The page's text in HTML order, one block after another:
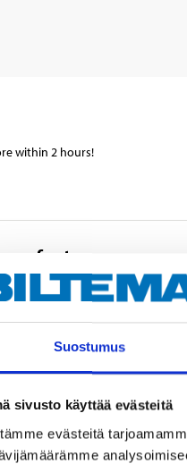
Suostumus
sivusto käyttää evästeitä
evästeitä
within 2 hours!